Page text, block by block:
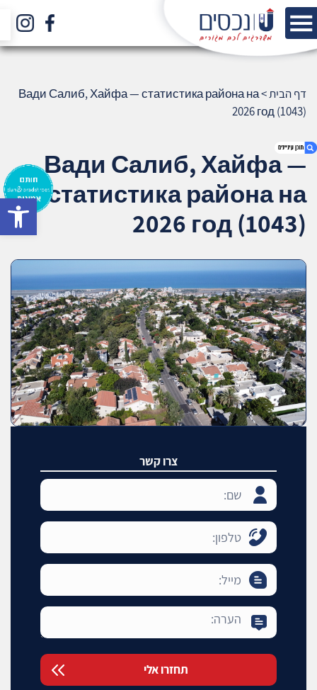
1. Вади Салиб, Хайфа — статистика
района на 2026 год (1043)
3. שאלתם ? ענינו !
דף הבית>
Вади Салиб, Хайфа — статистика района на
2026 год (1043)
Вади Салиб, Хайфа —
статистика района на
2026 год (1043)
צרו קשר